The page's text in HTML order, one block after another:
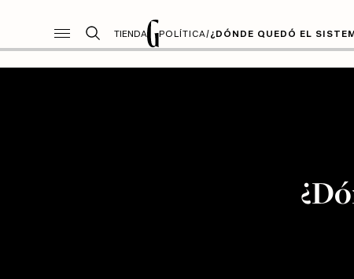
TIENDA POLÍTICA/¿DÓNDE QUEDÓ EL